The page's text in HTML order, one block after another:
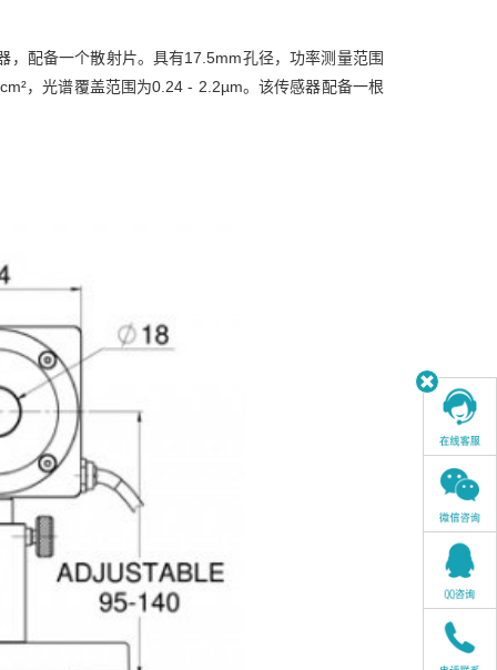
配备一个散射片。具有17.5mm孔径，功率测量范围
，光谱覆盖范围为0.24 - 2.2µm。该传感器配备一根